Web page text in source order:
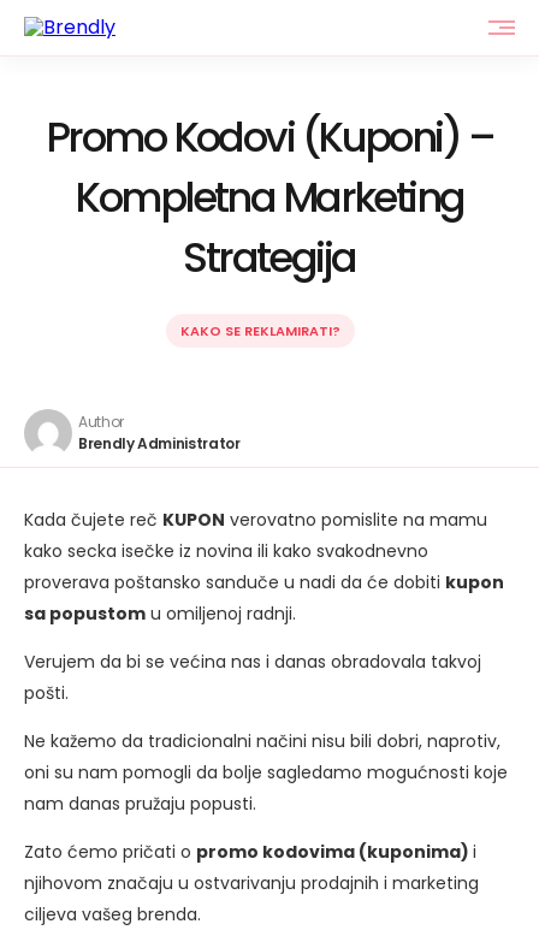
Promo Kodovi (Kuponi) –
Kompletna Marketing
Strategija
KAKO SE REKLAMIRATI?
Author
Brendly Administrator
Kada čujete reč KUPON verovatno pomislite na mamu
kako secka isečke iz novina ili kako svakodnevno
proverava poštansko sanduče u nadi da će dobiti kupon
sa popustom u omiljenoj radnji.
Verujem da bi se većina nas i danas obradovala takvoj
pošti.
Ne kažemo da tradicionalni načini nisu bili dobri, naprotiv,
oni su nam pomogli da bolje sagledamo mogućnosti koje
nam danas pružaju popusti.
Zato ćemo pričati o promo kodovima (kuponima) i
njihovom značaju u ostvarivanju prodajnih i marketing
ciljeva vašeg brenda.